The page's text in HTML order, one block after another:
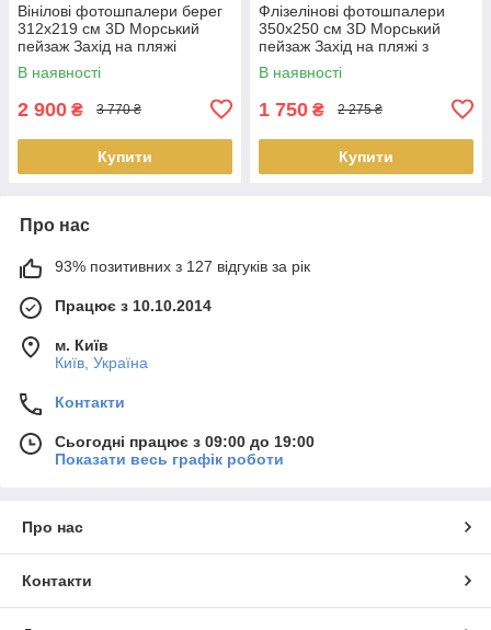
Вінілові фотошпалери берег
312x219 см 3D Морський
пейзаж Захід на пляжі
(14020WVZXXL) + клей
Найкраща ціна
В наявності
2 900 ₴ 3 770 ₴
Купити
Флізелінові фотошпалери
350x250 см 3D Морський
пейзаж Захід на пляжі з
клеєм (14020VX7) Найкраща
ціна
В наявності
1 750 ₴ 2 275 ₴
Купити
Про нас
93% позитивних з 127 відгуків за рік
Працює з 10.10.2014
м. Київ
Київ, Україна
Контакти
Сьогодні працює з 09:00 до 19:00
Показати весь графік роботи
Про нас
Контакти